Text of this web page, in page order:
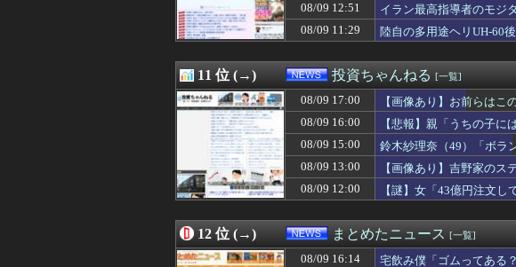
08/09 12:35
【悲報】日本のマヨネーズが世界にバ
08/09 12:29
「神聖なる場所です」靖国神社、境内
08/09 12:19
昭和を代表する女優の晩年があまりに
08/09 12:15
イヤ、人気なんてないだろ 〜 【朝鮮
08/09 12:13
Nothing､2027年はスマホのラインナッ
08/09 12:12
【朗報】56歳・及川光博、おじさん達
08/09 12:10
【火事場泥棒】この猛暑で被災に苦し
08/09 12:08
【悲報】『宗教配慮が足りない！』へ
08/09 12:07
【悲報】韓国、ロシアウクライナ戦争
08/09 12:06
芸能人 「車の任意保険は強制にしろ、
08/09 12:05
移民反対派に聞きたいんやが
08/09 12:03
40℃の熱出して仕事休んだら上司にむ
08/09 12:03
【画像】田んぼに謎の魚いたｗｗｗｗ
08/09 12:00
【消費税率1％】「下げるのが筋なん
08/09 12:00
【悲報】ファン付き作業服着用の５０
08/09 12:51
イラン最高指導者のモジ
08/09 11:29
陸自の多用途ヘリUH-60
11 位 (→) 投資ちゃんねる [一覧]
08/09 17:00
【画像あり】お前らはこ
08/09 16:00
【悲報】親「うちの子
08/09 15:00
鈴木紗理奈（49）「ボラ
08/09 13:00
【画像あり】吉野家のス
08/09 12:00
【謎】女「43億円注文
12 位 (→) まとめたニュース [一覧]
08/09 16:14
宅飲み僕「ゴムってある